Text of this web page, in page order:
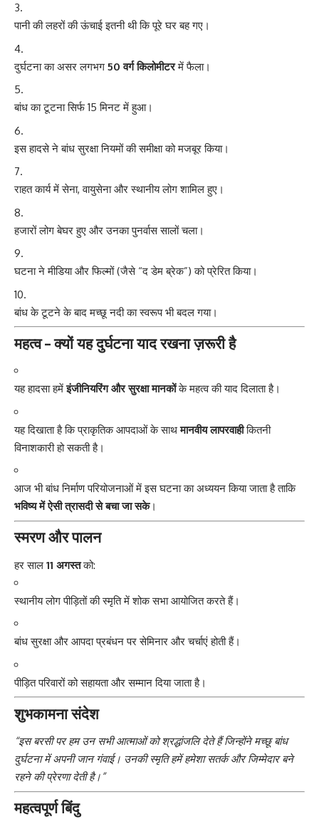
पानी की लहरों की ऊंचाई इतनी थी कि पूरे घर बह गए।
दुर्घटना का असर लगभग 50 वर्ग किलोमीटरमें फैला।
बांध का टूटना सिर्फ 15 मिनट में हुआ।
इस हादसे ने बांध सुरक्षा नियमों की समीक्षा को मजबूर किया।
राहत कार्य में सेना, वायुसेना और स्थानीय लोग शामिल हुए।
हजारों लोग बेघर हुए और उनका पुनर्वास सालों चला।
घटना ने मीडिया और फिल्मों (जैसे “द डेम ब्रेक”) को प्रेरित किया।
बांध के टूटने के बाद मच्छू नदी का स्वरूप भी बदल गया।
महत्व – क्यों यह दुर्घटना याद रखना ज़रूरी है
यह हादसा हमेंइंजीनियरिंग और सुरक्षा मानकोंके महत्व की याद दिलाता है।
यह दिखाता है कि प्राकृतिक आपदाओं के साथमानवीय लापरवाहीकितनी
विनाशकारी हो सकती है।
आज भी बांध निर्माण परियोजनाओं में इस घटना का अध्ययन किया जाता है ताकि
भविष्य में ऐसी त्रासदी से बचा जा सके।
स्मरण और पालन
हर साल 11 अगस्तको:
स्थानीय लोग पीड़ितों की स्मृति में शोक सभा आयोजित करते हैं।
बांध सुरक्षा और आपदा प्रबंधन पर सेमिनार और चर्चाएं होती हैं।
पीड़ित परिवारों को सहायता और सम्मान दिया जाता है।
शुभकामना संदेश
“इस बरसी पर हम उन सभी आत्माओं को श्रद्धांजलि देते हैं जिन्होंने मच्छू बांध
दुर्घटना में अपनी जान गंवाई। उनकी स्मृति हमें हमेशा सतर्क और जिम्मेदार बने
रहने की प्रेरणा देती है।”
महत्वपूर्ण बिंदु